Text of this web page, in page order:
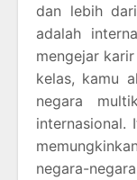
dan lebih
adalah
mengejar
kelas, kamu
negara
negara-